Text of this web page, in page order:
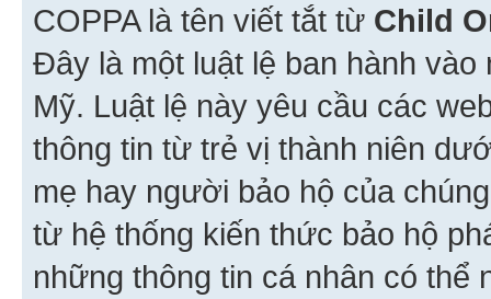
COPPA là tên viết tắt từ Child
Đây là một luật lệ ban hành
Mỹ. Luật lệ này yêu cầu các
thông tin từ trẻ vị thành niên
mẹ hay người bảo hộ của
từ hệ thống kiến thức bảo hộ
những thông tin cá nhân có thể